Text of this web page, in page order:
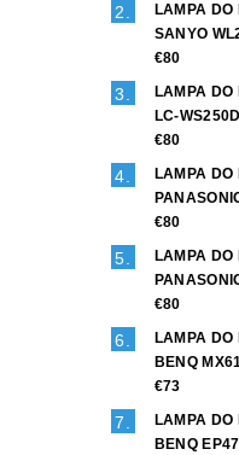
LAMPA DO
SANYO
€80
LAMPA DO
LC-WS250D
€80
LAMPA DO
€80
LAMPA DO
€80
LAMPA DO
BENQ
€73
LAMPA DO
BENQ